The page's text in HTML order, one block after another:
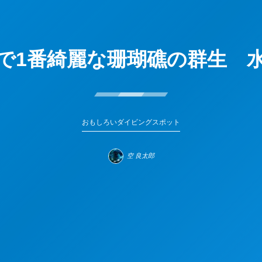
1番綺麗な珊瑚礁の群生
おもしろいダイビングスポット
空 良太郎